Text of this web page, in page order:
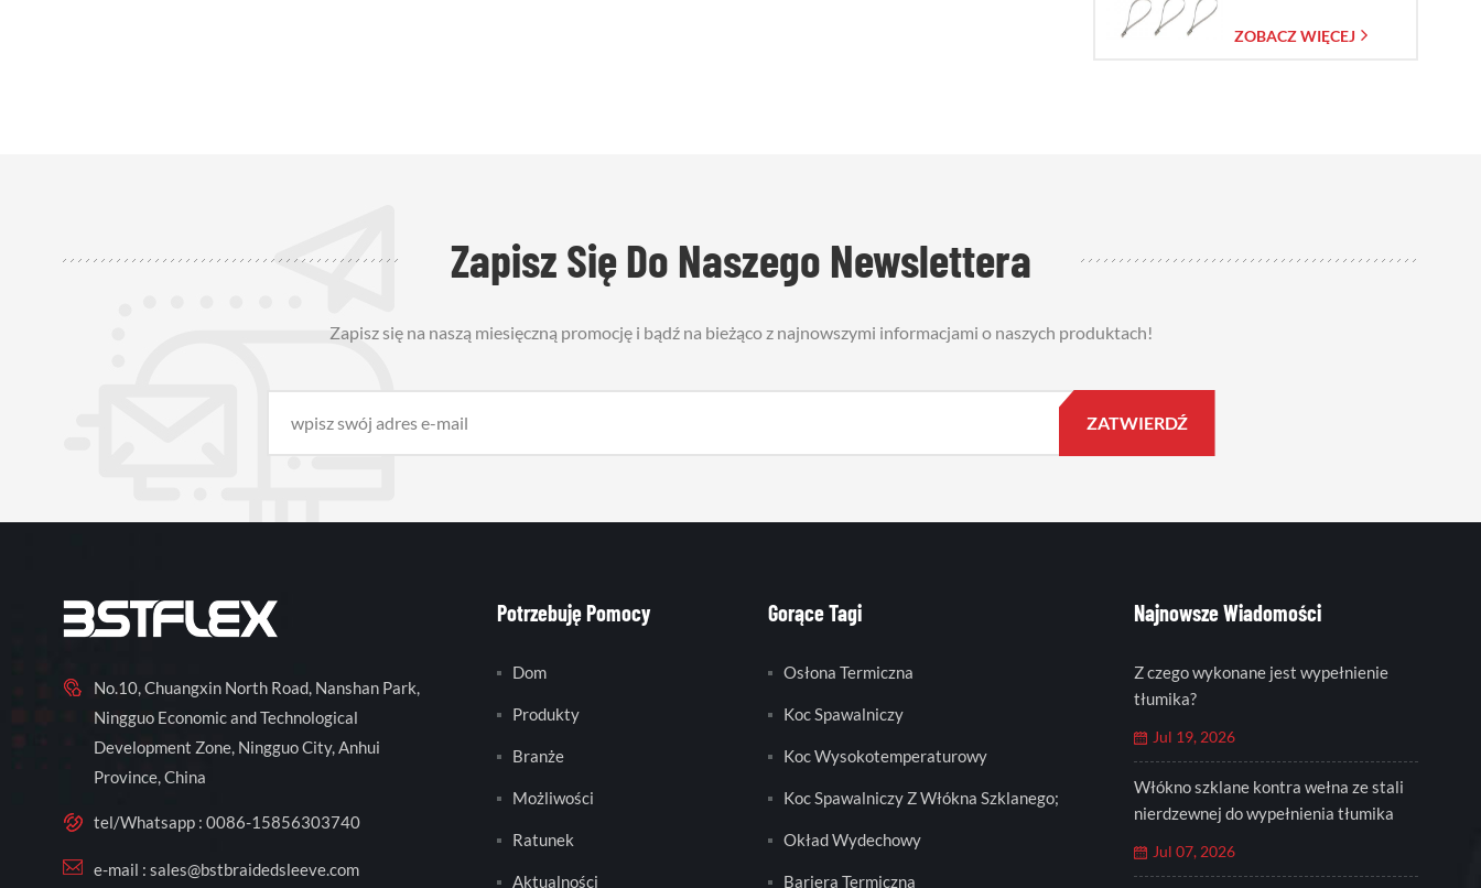
ZOBACZ WIĘCEJ
Zapisz Się Do Naszego Newslettera
Zapisz się na naszą miesięczną promocję i bądź na bieżąco z najnowszymi informacjami o naszych produktach!
No.10, Chuangxin North Road, Nanshan Park,
Ningguo Economic and Technological
Development Zone, Ningguo City, Anhui
Province, China
tel/Whatsapp : 0086-15856303740
e-mail : sales@bstbraidedsleeve.com
Potrzebuję Pomocy
Dom
Produkty
Branże
Możliwości
Ratunek
Aktualności
Gorące Tagi
Osłona Termiczna
Koc Spawalniczy
Koc Wysokotemperaturowy
Koc Spawalniczy Z Włókna Szklanego;
Okład Wydechowy
Bariera Termiczna
Najnowsze Wiadomości
Z czego wykonane jest wypełnienie
tłumika?
Jul 19, 2026
Włókno szklane kontra wełna ze stali
nierdzewnej do wypełnienia tłumika
Jul 07, 2026